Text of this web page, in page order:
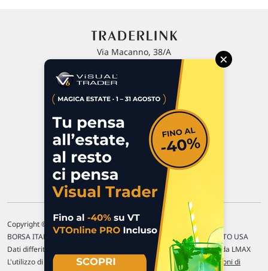
Via Macanno, 38/A
P.IVA 02 452 460 401
Commenti e segnalazioni
Contattaci
Copyright © 1996-2026 Traderlink Italia s.r.l.
BORSA ITALIANA Quotazioni di borsa differite di 15 min. / MERCATO USA
Dati differiti di 15 min. (fonte Intrinio) / FOREX Quotazioni fornite da LMAX
L'utilizzo di questo sito implica l'accettazione delle nostre Condizioni di
×